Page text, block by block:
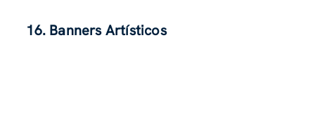
16. Banners Artísticos